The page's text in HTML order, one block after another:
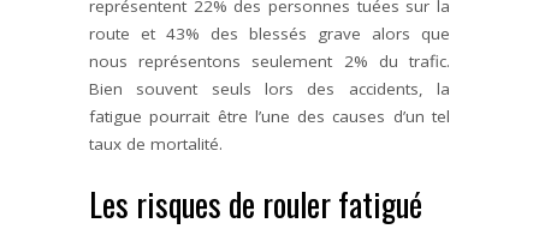
représentent 22% des personnes tuées sur la
route et 43% des blessés grave alors que
nous représentons seulement 2% du trafic.
Bien souvent seuls lors des accidents, la
fatigue pourrait être l’une des causes d’un tel
taux de mortalité.
Les risques de rouler fatigué